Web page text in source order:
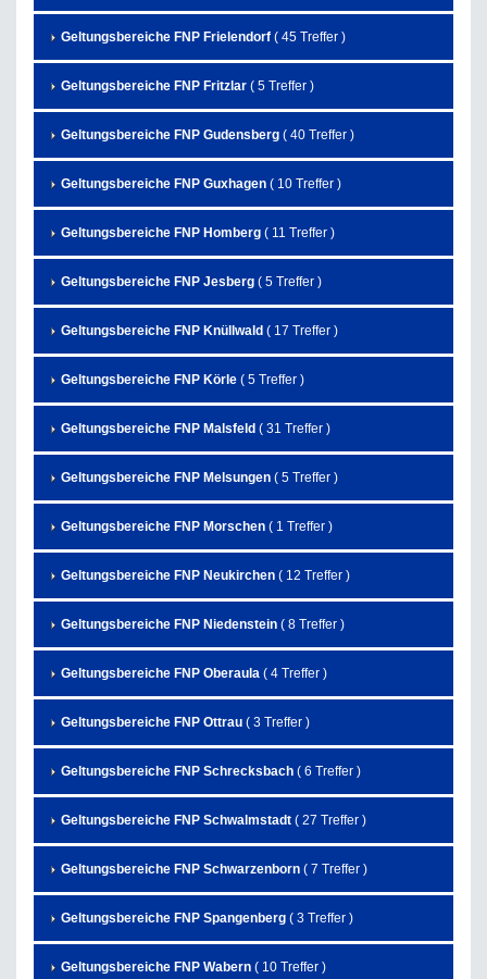
Geltungsbereiche FNP Frielendorf ( 45 Treffer )
Geltungsbereiche FNP Fritzlar ( 5 Treffer )
Geltungsbereiche FNP Gudensberg ( 40 Treffer )
Geltungsbereiche FNP Guxhagen ( 10 Treffer )
Geltungsbereiche FNP Homberg ( 11 Treffer )
Geltungsbereiche FNP Jesberg ( 5 Treffer )
Geltungsbereiche FNP Knüllwald ( 17 Treffer )
Geltungsbereiche FNP Körle ( 5 Treffer )
Geltungsbereiche FNP Malsfeld ( 31 Treffer )
Geltungsbereiche FNP Melsungen ( 5 Treffer )
Geltungsbereiche FNP Morschen ( 1 Treffer )
Geltungsbereiche FNP Neukirchen ( 12 Treffer )
Geltungsbereiche FNP Niedenstein ( 8 Treffer )
Geltungsbereiche FNP Oberaula ( 4 Treffer )
Geltungsbereiche FNP Ottrau ( 3 Treffer )
Geltungsbereiche FNP Schrecksbach ( 6 Treffer )
Geltungsbereiche FNP Schwalmstadt ( 27 Treffer )
Geltungsbereiche FNP Schwarzenborn ( 7 Treffer )
Geltungsbereiche FNP Spangenberg ( 3 Treffer )
Geltungsbereiche FNP Wabern ( 10 Treffer )